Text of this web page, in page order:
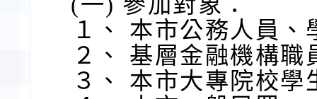
１、
本市公務人員、
２、
基層金融機構職
３、
本市大專院校學